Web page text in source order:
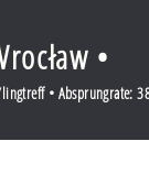
•
• Absprungrate: